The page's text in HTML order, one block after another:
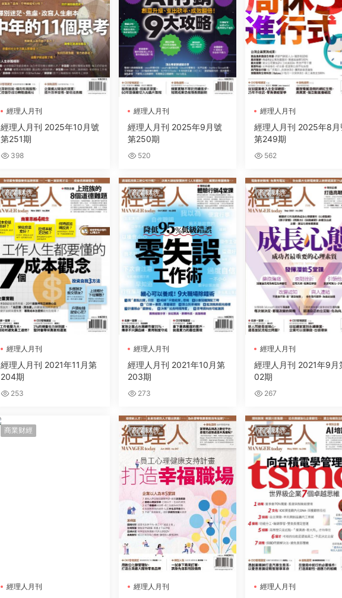
經理人月刊
經理人月刊 2025年10月號
第251期
398
經理人月刊
經理人月刊 2025年9月號
第250期
520
經理人月刊
經理人月刊 2025年8月
第249期
562
商業财經
經理人月刊
經理人月刊 2021年11月第
204期
253
商業财經
經理人月刊
經理人月刊 2021年10月第
203期
273
商業财經
經理人月刊
經理人月刊 2021年9月
02期
267
商業财經
經理人月刊
商業财經
經理人月刊
商業财經
經理人月刊